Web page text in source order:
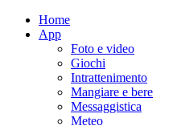
Home
App
Foto e video
Giochi
Intrattenimento
Mangiare e bere
Messaggistica
Meteo